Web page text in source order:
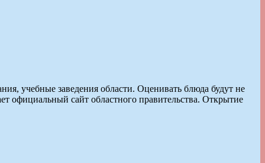
учебные заведения области. Оценивать блюда будут не
официальный сайт областного правительства. Открытие